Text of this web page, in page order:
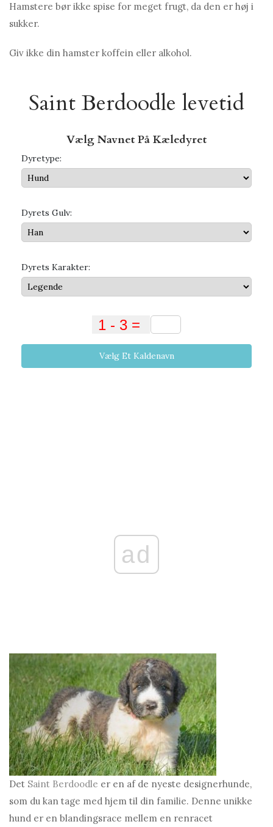
Hamstere bør ikke spise for meget frugt, da den er høj i
sukker.
Giv ikke din hamster koffein eller alkohol.
Saint Berdoodle levetid
Vælg Navnet På Kæledyret
Dyretype:
Dyrets Gulv:
Dyrets Karakter:
Vælg Et Kaldenavn
ad
Det Saint Berdoodle er en af ​​de nyeste designerhunde,
som du kan tage med hjem til din familie. Denne unikke
hund er en blandingsrace mellem en renracet